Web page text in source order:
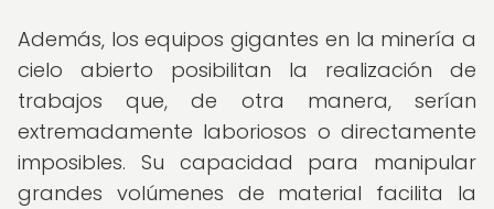
Además, los equipos gigantes en la minería a
cielo abierto posibilitan la realización de
trabajos que, de otra manera, serían
extremadamente laboriosos o directamente
imposibles. Su capacidad para manipular
grandes volúmenes de material facilita la